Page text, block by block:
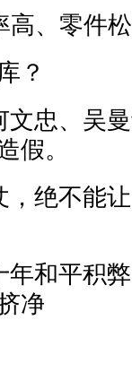
高、零件
？
忠、吴
量造假
绝不能
子
和平积
挤净